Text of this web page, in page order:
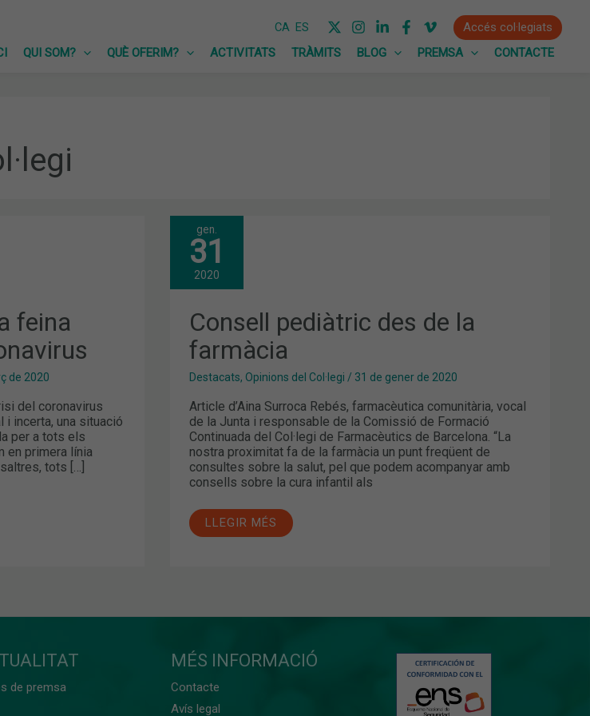
CA ES
Accés col·legiats
QUI SOM? QUÈ OFERIM? ACTIVITATS TRÀMITS BLOG PREMSA CONTACTE
feina
de 2020
del coronavirus
i incerta, una situació
per a tots els
en primera línia
tots […]
gen.
31
2020
Consell pediàtric des de la
farmàcia
Destacats, Opinions del Col·legi / 31 de gener de 2020
Article d’Aina Surroca Rebés, farmacèutica comunitària, vocal
de la Junta i responsable de la Comissió de Formació
Continuada del Col·legi de Farmacèutics de Barcelona. “La
nostra proximitat fa de la farmàcia un punt freqüent de
consultes sobre la salut, pel que podem acompanyar amb
consells sobre la cura infantil als
CONSELL
PEDIÀTRIC
DES
DE
LA
LLEGIR MÉS
de premsa
MÉS INFORMACIÓ
Contacte
Avís legal